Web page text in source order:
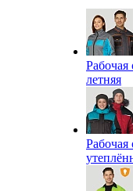
Рабочая
летняя
Рабочая